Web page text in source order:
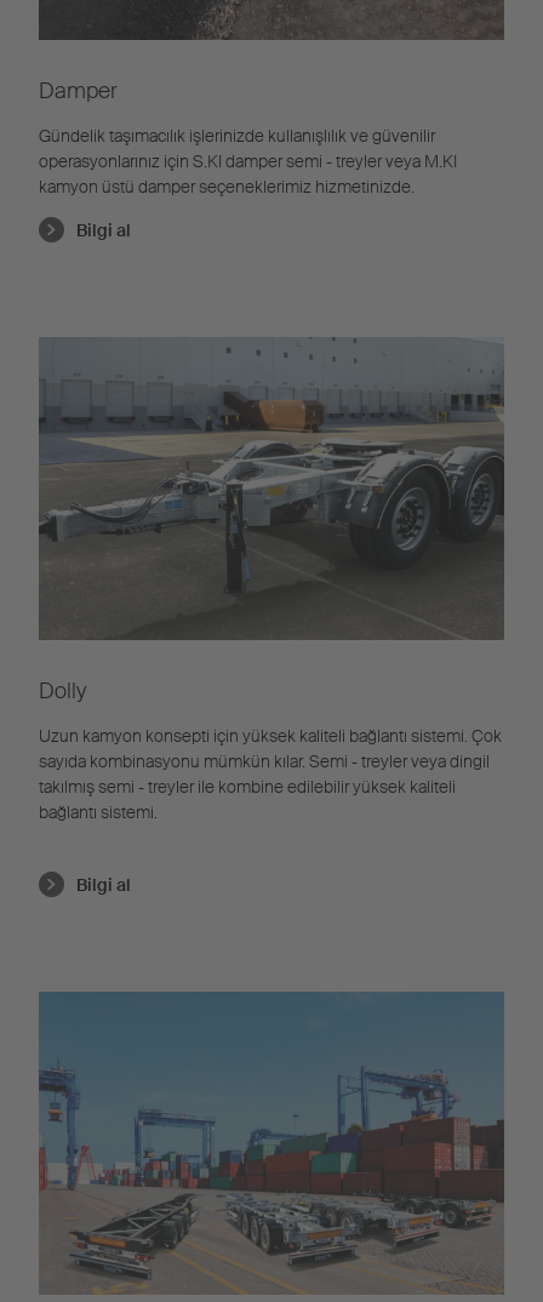
Damper
Gündelik taşımacılık işlerinizde kullanışlılık ve güvenilir
operasyonlarınız için S.KI damper semi - treyler veya M.KI
kamyon üstü damper seçeneklerimiz hizmetinizde.
Bilgi al
Dolly
Uzun kamyon konsepti için yüksek kaliteli bağlantı sistemi. Çok
sayıda kombinasyonu mümkün kılar. Semi - treyler veya dingil
takılmış semi - treyler ile kombine edilebilir yüksek kaliteli
bağlantı sistemi.
Bilgi al